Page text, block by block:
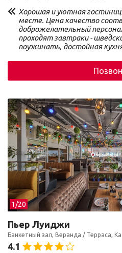
Хорошая и уютная
месте. Цена качество
доброжелательный
проходят завтраки -
поужинать, достойная
1/20
Пьер Луиджи
Банкетный зал, Веранда / Терраса,
4.1